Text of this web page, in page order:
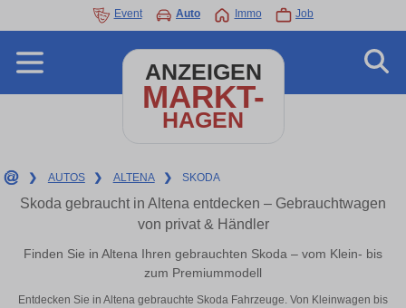
Event Auto Immo Job
ANZEIGEN
MARKT-
HAGEN
❯ AUTOS ❯ ALTENA ❯ SKODA
Skoda gebraucht in Altena entdecken – Gebrauchtwagen
von privat & Händler
Finden Sie in Altena Ihren gebrauchten Skoda – vom Klein- bis
zum Premiummodell
Entdecken Sie in Altena gebrauchte Skoda Fahrzeuge. Von Kleinwagen bis